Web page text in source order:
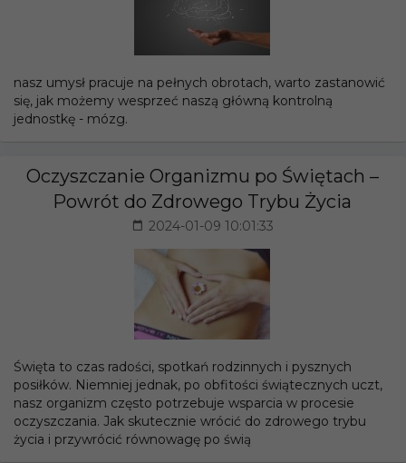
nasz umysł pracuje na pełnych obrotach, warto zastanowić
się, jak możemy wesprzeć naszą główną kontrolną
jednostkę - mózg.
Oczyszczanie Organizmu po Świętach –
Powrót do Zdrowego Trybu Życia
2024-01-09 10:01:33
Święta to czas radości, spotkań rodzinnych i pysznych
posiłków. Niemniej jednak, po obfitości świątecznych uczt,
nasz organizm często potrzebuje wsparcia w procesie
oczyszczania. Jak skutecznie wrócić do zdrowego trybu
życia i przywrócić równowagę po świą